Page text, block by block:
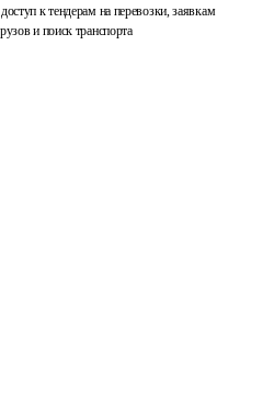
к тендерам на перевозки, заявкам
и поиск транспорта